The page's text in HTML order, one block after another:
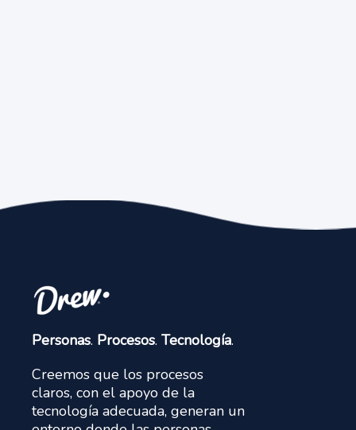
Personas. Procesos. Tecnología.
Creemos que los procesos
claros, con el apoyo de la
tecnología adecuada, generan un